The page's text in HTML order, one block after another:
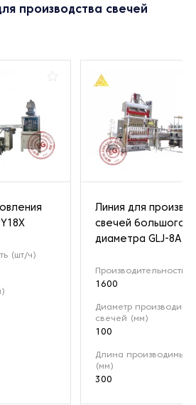
производства свечей
(шт/ч)
Линия для
свечей большого
диаметра GLJ-8A
Производительность
1600
Диаметр
свечей (мм)
100
Длина производимых
(мм)
300